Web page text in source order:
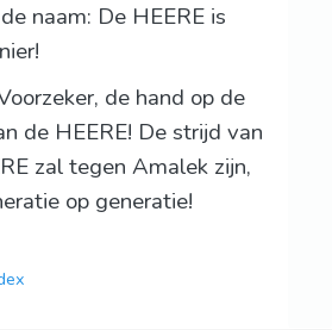
naam: De HEERE is
de hand op de
de HEERE! De strijd van
zal tegen Amalek zijn,
op generatie!